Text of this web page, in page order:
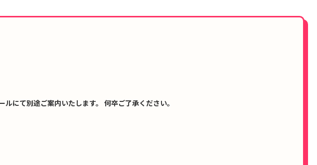
にて別途ご案内いたします。 何卒ご了承ください。